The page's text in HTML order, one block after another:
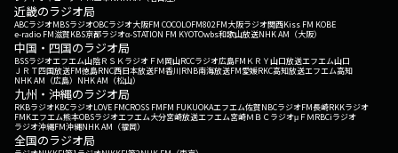
近畿のラジオ局
ABCラジオMBSラジオOBCラジオ大阪FM COCOLOFM802FM大阪ラジオ関西Kiss FM KOBE
e-radio FM滋賀KBS京都ラジオα-STATION FM KYOTOwbs和歌山放送NHK AM（大阪）
中国・四国のラジオ局
BSSラジオエフエム山陰ＲＳＫラジオ ＦＭ岡山RCCラジオ広島FM ＫＲＹ山口放送エフエム山口
ＪＲＴ四国放送FM徳島RNC西日本放送FM香川RNB南海放送FM愛媛RKC高知放送エフエム高知
NHK AM（広島） NHK AM（松山）
九州・沖縄のラジオ局
RKBラジオKBCラジオLOVE FMCROSS FMFM FUKUOKAエフエム佐賀NBCラジオFM長崎RKKラジオ
FMKエフエム熊本OBSラジオエフエム大分宮崎放送エフエム宮崎ＭＢＣラジオμＦＭRBCiラジオ
ラジオ沖縄FM沖縄NHK AM（福岡）
全国のラジオ局